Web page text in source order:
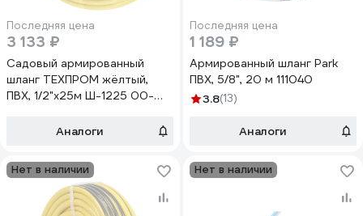
Последняя цена
3 133 ₽
Садовый армированный
шланг ТЕХПРОМ жёлтый,
ПВХ, 1/2"x25м Ш-1225 00-
Аналоги
Последняя цена
1 189 ₽
Армированный шланг Park
ПВХ, 5/8", 20 м 111040
3.8(13)
Аналоги
Нет в наличии Нет в наличии